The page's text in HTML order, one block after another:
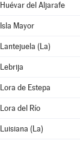
Huévar del Aljarafe
Isla Mayor
Lantejuela (La)
Lebrija
Lora de Estepa
Lora del Río
Luisiana (La)